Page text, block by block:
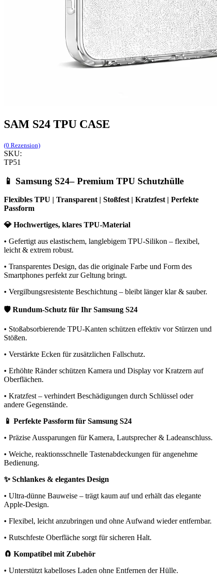
SAM S24 TPU CASE
(0 Rezension)
SKU:
TP51
📱 Samsung S24– Premium TPU Schutzhülle
Flexibles TPU | Transparent | Stoßfest | Kratzfest | Perfekte
Passform
💎 Hochwertiges, klares TPU-Material
• Gefertigt aus elastischem, langlebigem TPU-Silikon – flexibel,
leicht & extrem robust.
• Transparentes Design, das die originale Farbe und Form des
Smartphones perfekt zur Geltung bringt.
• Vergilbungsresistente Beschichtung – bleibt länger klar & sauber.
🛡️ Rundum-Schutz für Ihr Samsung S24
• Stoßabsorbierende TPU-Kanten schützen effektiv vor Stürzen und
Stößen.
• Verstärkte Ecken für zusätzlichen Fallschutz.
• Erhöhte Ränder schützen Kamera und Display vor Kratzern auf
Oberflächen.
• Kratzfest – verhindert Beschädigungen durch Schlüssel oder
andere Gegenstände.
📱 Perfekte Passform für Samsung S24
• Präzise Aussparungen für Kamera, Lautsprecher & Ladeanschluss.
• Weiche, reaktionsschnelle Tastenabdeckungen für angenehme
Bedienung.
✨ Schlankes & elegantes Design
• Ultra-dünne Bauweise – trägt kaum auf und erhält das elegante
Apple-Design.
• Flexibel, leicht anzubringen und ohne Aufwand wieder entfernbar.
• Rutschfeste Oberfläche sorgt für sicheren Halt.
🧲 Kompatibel mit Zubehör
• Unterstützt kabelloses Laden ohne Entfernen der Hülle.